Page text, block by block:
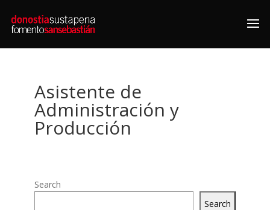
Asistente de
Administración y
Producción
Search
Search